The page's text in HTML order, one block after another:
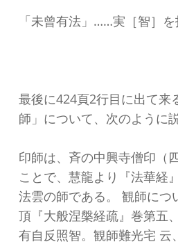
「未曾有法」……実［智］を
最後に424頁2行目に出て来
師」について、次のように
印師は、斉の中興寺僧印（
ことで、慧龍より『法華経
法雲の師である。 観師につ
頂『大般涅槃経疏』巻第五
有自反照智。観師難光宅 云